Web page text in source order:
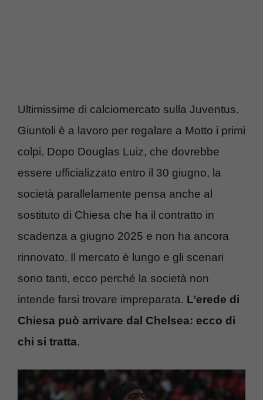
Ultimissime di calciomercato sulla Juventus.
Giuntoli è a lavoro per regalare a Motto i primi
colpi. Dopo Douglas Luiz, che dovrebbe
essere ufficializzato entro il 30 giugno, la
società parallelamente pensa anche al
sostituto di Chiesa che ha il contratto in
scadenza a giugno 2025 e non ha ancora
rinnovato. Il mercato è lungo e gli scenari
sono tanti, ecco perché la società non
intende farsi trovare impreparata. L’erede di
Chiesa può arrivare dal Chelsea: ecco di
chi si tratta.